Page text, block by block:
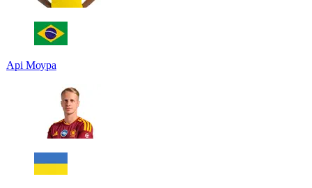
Арі Моура